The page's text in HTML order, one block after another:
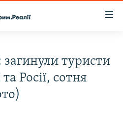
загинули туристи
Росії, сотня